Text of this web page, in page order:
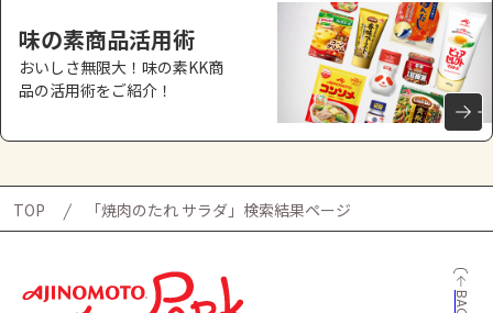
味の素商品活用術
おいしさ無限大！味の素KK商
品の活用術をご紹介！
TOP 「焼肉のたれ サラダ」検索結果ページ